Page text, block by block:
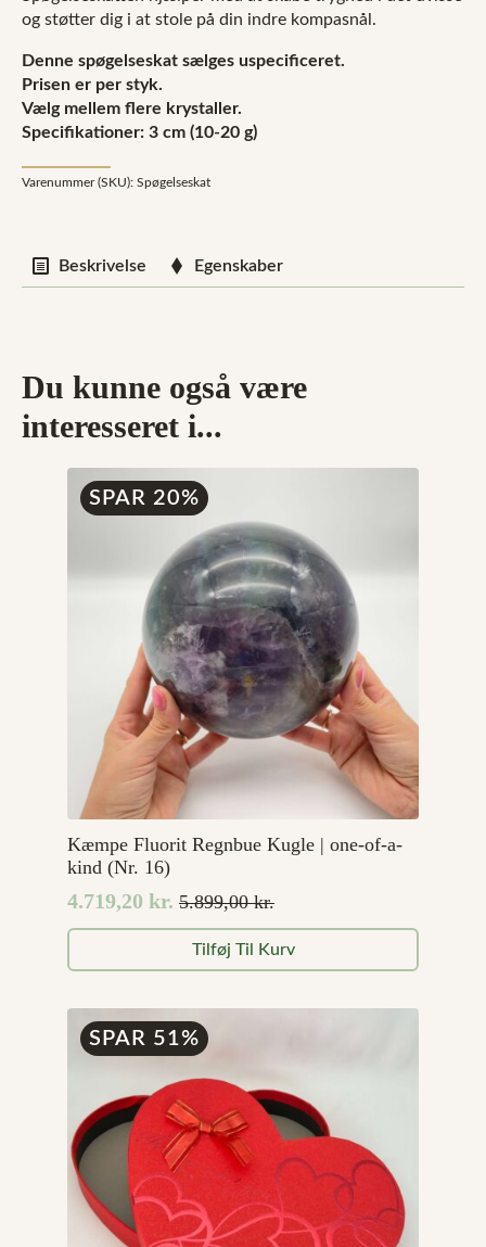
og støtter dig i at stole på din indre kompasnål.
Denne spøgelseskat sælges uspecificeret.
Prisen er per styk.
Vælg mellem flere krystaller.
Specifikationer: 3 cm (10-20 g)
Varenummer (SKU): Spøgelseskat
Beskrivelse Egenskaber
Du kunne også være
interesseret i...
SPAR 20%
Kæmpe Fluorit Regnbue Kugle | one-of-a-
kind (Nr. 16)
5.899,00kr.
Den
oprindelige
pris
5.899,00 kr..
4.719,20 kr.
Den
aktuelle
pris
4.719,20 kr..
Tilføj Til Kurv
SPAR 51%